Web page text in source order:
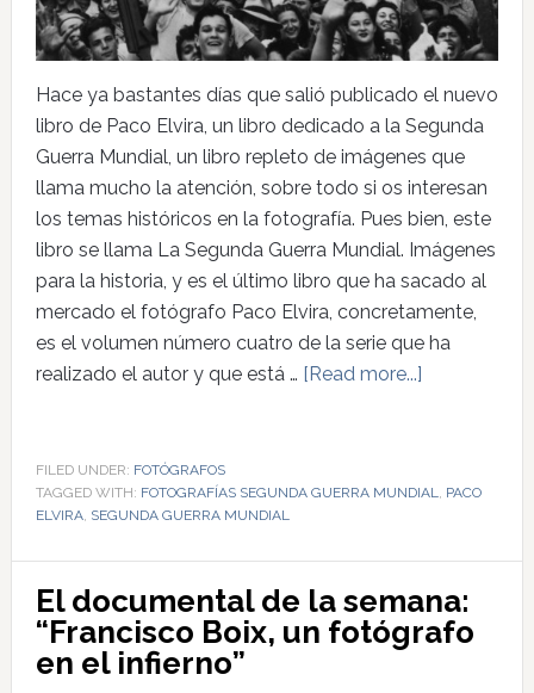
Hace ya bastantes días que salió publicado el nuevo
libro de Paco Elvira, un libro dedicado a la Segunda
Guerra Mundial, un libro repleto de imágenes que
llama mucho la atención, sobre todo si os interesan
los temas históricos en la fotografía. Pues bien, este
libro se llama La Segunda Guerra Mundial. Imágenes
para la historia, y es el último libro que ha sacado al
mercado el fotógrafo Paco Elvira, concretamente,
es el volumen número cuatro de la serie que ha
realizado el autor y que está … [Read more...]
FILED UNDER: FOTÓGRAFOS
TAGGED WITH: FOTOGRAFÍAS SEGUNDA GUERRA MUNDIAL, PACO
ELVIRA, SEGUNDA GUERRA MUNDIAL
El documental de la semana:
“Francisco Boix, un fotógrafo
en el infierno”